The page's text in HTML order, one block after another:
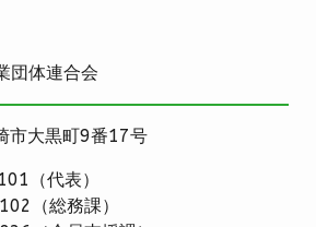
団体連合会
大黒町9番17号
（代表）
（総務課）